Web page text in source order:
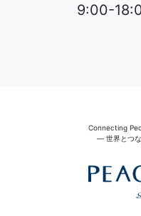
9:00-
Connecting
― 世界とつ